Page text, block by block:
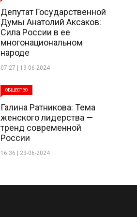
Депутат Государственной
Думы Анатолий Аксаков:
Сила России в ее
многонациональном
народе
07:27 | 19-06-2024
ОБЩЕСТВО
Галина Ратникова: Тема
женского лидерства —
тренд современной
России
16:36 | 23-06-2024